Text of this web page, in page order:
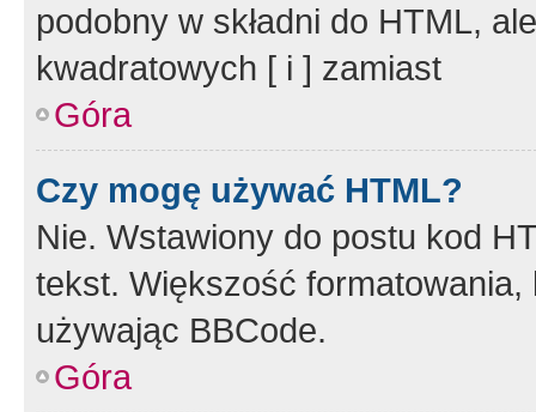
podobny w składni do HTML,
kwadratowych [ i ] zamiast
Góra
Czy mogę używać HTML?
Nie. Wstawiony do postu kod
tekst. Większość
używając BBCode.
Góra